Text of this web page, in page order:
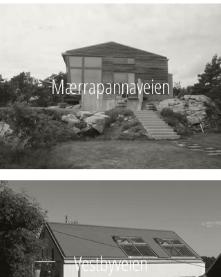
Mærrapannaveien
Vestbyveien